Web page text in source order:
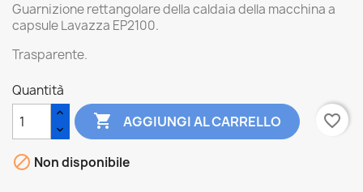
Guarnizione rettangolare della caldaia della macchina a
capsule Lavazza EP2100.
Trasparente.
Quantità
 AGGIUNGI AL CARRELLO favorite_border
 Non disponibile